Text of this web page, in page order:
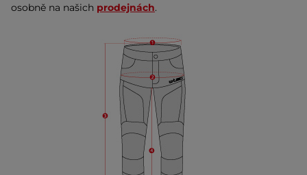
osobně na našich prodejnách.